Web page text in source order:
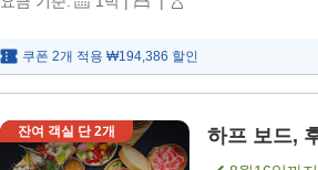
쿠폰 2개 적용 ₩194,386 할인
잔여 객실 단2개 하프 보드,